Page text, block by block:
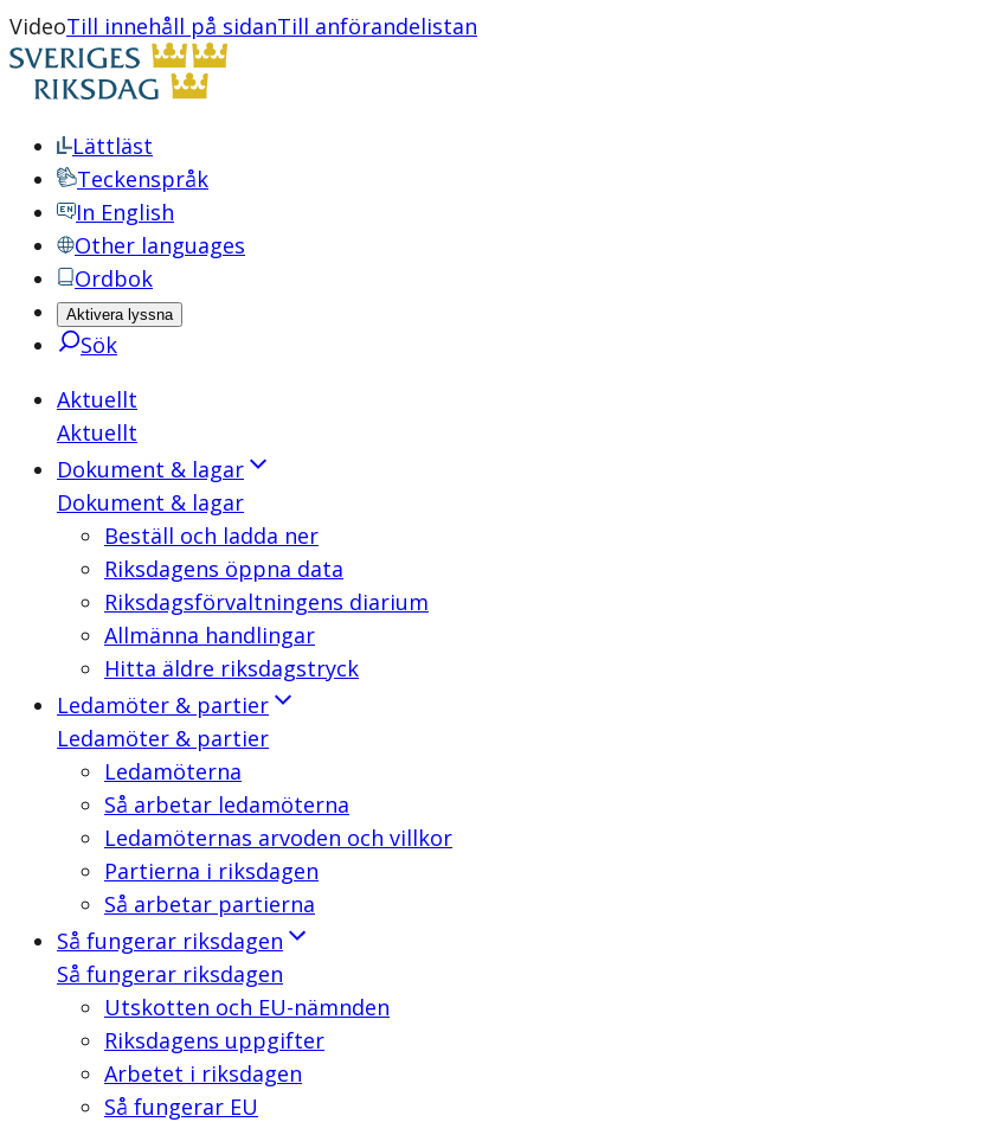
VideoTill innehåll på sidanTill anförandelistan
Lättläst
Teckenspråk
In English
Other languages
Ordbok
Aktivera lyssna
Sök
Aktuellt
Aktuellt
Dokument & lagar
Dokument & lagar
Beställ och ladda ner
Riksdagens öppna data
Riksdagsförvaltningens diarium
Allmänna handlingar
Hitta äldre riksdagstryck
Ledamöter & partier
Ledamöter & partier
Ledamöterna
Så arbetar ledamöterna
Ledamöternas arvoden och villkor
Partierna i riksdagen
Så arbetar partierna
Så fungerar riksdagen
Så fungerar riksdagen
Utskotten och EU-nämnden
Riksdagens uppgifter
Arbetet i riksdagen
Så fungerar EU